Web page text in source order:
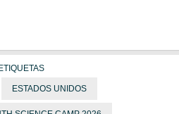
ESTADOS UNIDOS